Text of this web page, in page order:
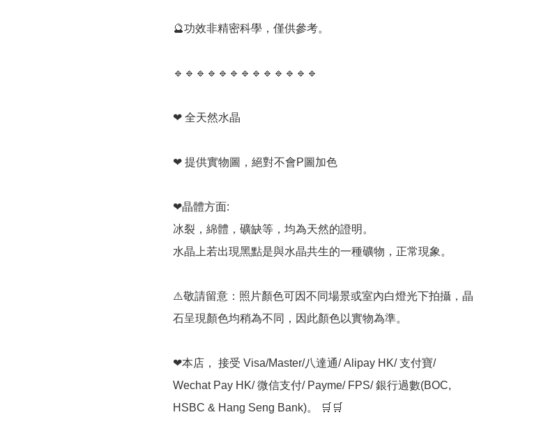
🔮功效非精密科學，僅供參考。
🔹️🔹️🔹️🔹️🔹️🔹️🔹️🔹️🔹️🔹️🔹️🔹️🔹️
❤ 全天然水晶
❤ 提供實物圖，絕對不會P圖加色
❤晶體方面:
冰裂，綿體，礦缺等，均為天然的證明。
水晶上若出現黑點是與水晶共生的一種礦物，正常現象。
⚠️敬請留意：照片顏色可因不同場景或室內白燈光下拍攝，晶
石呈現顏色均稍為不同，因此顏色以實物為準。
❤本店， 接受 Visa/Master/八達通/ Alipay HK/ 支付寶/
Wechat Pay HK/ 微信支付/ Payme/ FPS/ 銀行過數(BOC,
HSBC & Hang Seng Bank)。 🛒🛒